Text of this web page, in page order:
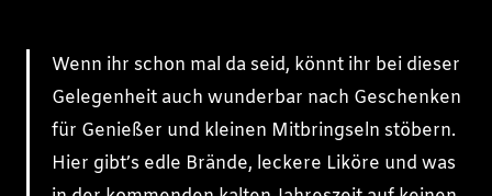
Wenn ihr schon mal da seid, könnt ihr bei dieser
Gelegenheit auch wunderbar nach Geschenken
für Genießer und kleinen Mitbringseln stöbern.
Hier gibt’s edle Brände, leckere Liköre und was